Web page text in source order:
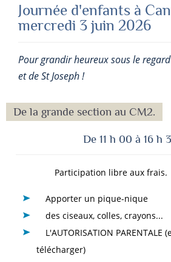
Journée d'enfants à
mercredi 3 juin 2026
Pour grandir heureux sous le
et de St Joseph !
De la grande section au CM2.
De 11 h 00 à 16 h
Participation libre aux frais.
Apporter un pique-nique
des ciseaux, colles, crayons...
L'AUTORISATION PARENTALE
télécharger)